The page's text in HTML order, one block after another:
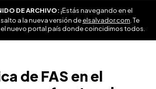
DE ARCHIVO:¡Estás navegando en el
a la nueva versión deelsalvador.com . Te
nuevo portal país donde coincidimos todos.
de FAS en el